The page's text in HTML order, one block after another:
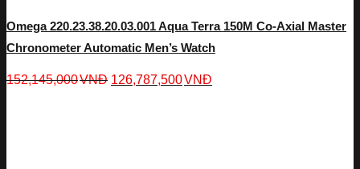
Omega 220.23.38.20.03.001 Aqua Terra 150M Co-Axial Master
Chronometer Automatic Men’s Watch
152,145,000VNĐ 126,787,500VNĐ